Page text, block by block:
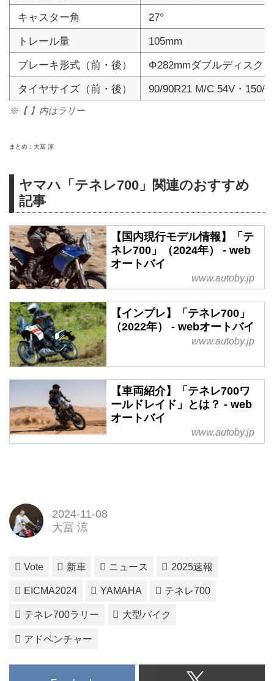
キャスター角
27°
トレール量
105mm
ブレーキ形式（前・後）
Φ282mmダブルディスク
タイヤサイズ（前・後）
90/90R21 M/C 54V・150/
※【 】内はラリー
まとめ：大冨 涼
ヤマハ「テネレ700」関連のおすすめ
記事
【国内現行モデル情報】「テ
ネレ700」（2024年） - web
オートバイ
www.autoby.jp
【インプレ】「テネレ700」
（2022年） - webオートバイ
www.autoby.jp
【車両紹介】「テネレ700ワ
ールドレイド」とは？ - web
オートバイ
www.autoby.jp
2024-11-08
大冨 涼
Vote 新車 ニュース 2025速報
EICMA2024 YAMAHA テネレ700
テネレ700ラリー 大型バイク
アドベンチャー